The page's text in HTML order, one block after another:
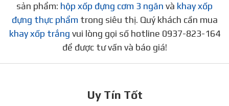
sản phẩm: hộp xốp đựng cơm 3 ngăn và khay xốp
đựng thực phẩm trong siêu thị. Quý khách cần mua
khay xốp trắng vui lòng gọi số hotline 0937-823-164
để được tư vấn và báo giá!
Uy Tín Tốt